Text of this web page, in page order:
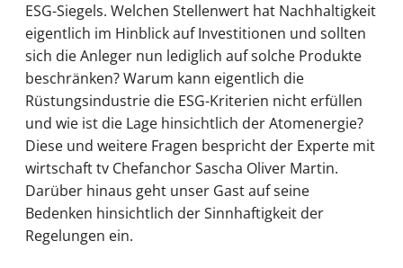
ESG-Siegels. Welchen Stellenwert hat Nachhaltigkeit
eigentlich im Hinblick auf Investitionen und sollten
sich die Anleger nun lediglich auf solche Produkte
beschränken? Warum kann eigentlich die
Rüstungsindustrie die ESG-Kriterien nicht erfüllen
und wie ist die Lage hinsichtlich der Atomenergie?
Diese und weitere Fragen bespricht der Experte mit
wirtschaft tv Chefanchor Sascha Oliver Martin.
Darüber hinaus geht unser Gast auf seine
Bedenken hinsichtlich der Sinnhaftigkeit der
Regelungen ein.